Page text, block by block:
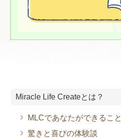
Miracle Life Createとは？
MLCであなたができること
驚きと喜びの体験談